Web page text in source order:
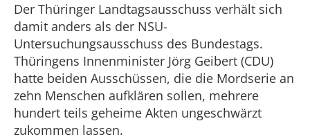
Der Thüringer Landtagsausschuss verhält sich
damit anders als der NSU-
Untersuchungsausschuss des Bundestags.
Thüringens Innenminister Jörg Geibert (CDU)
hatte beiden Ausschüssen, die die Mordserie an
zehn Menschen aufklären sollen, mehrere
hundert teils geheime Akten ungeschwärzt
zukommen lassen.